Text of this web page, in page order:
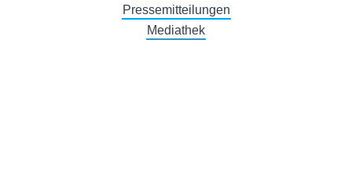
Pressemitteilungen
Mediathek